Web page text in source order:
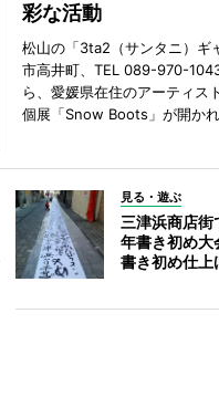
彩な活動
松山の「3ta2（サンタニ）ギ
市高井町、TEL 089-970-
ら、愛媛県在住のアーティス
個展「Snow Boots」が開かれ
見る・遊ぶ
三津浜商店
年書き初め
書き初め仕上